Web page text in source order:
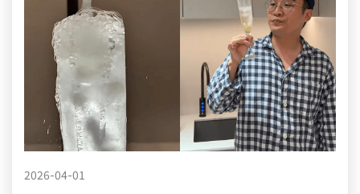
2026-04-01